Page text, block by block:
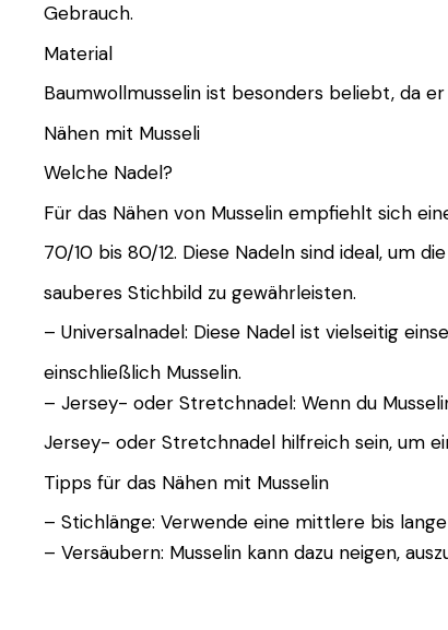
Gebrauch.
Material
Baumwollmusselin ist besonders beliebt, da
Nähen mit Musseli
Welche Nadel?
Für das Nähen von Musselin empfiehlt sich
70/10 bis 80/12. Diese Nadeln sind ideal, um
sauberes Stichbild zu gewährleisten.
– Universalnadel: Diese Nadel ist vielseitig
einschließlich Musselin.
– Jersey- oder Stretchnadel: Wenn du
Jersey- oder Stretchnadel hilfreich sein, um
Tipps für das Nähen mit Musselin
– Stichlänge: Verwende eine mittlere bis
– Versäubern: Musselin kann dazu neigen,